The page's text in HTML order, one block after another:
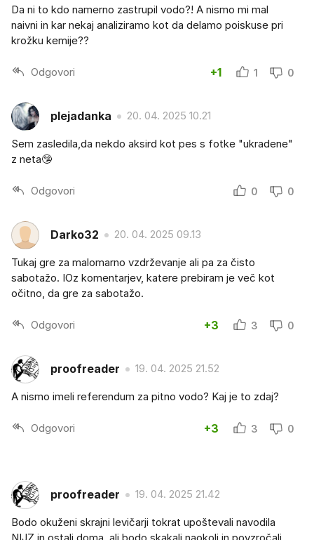
Da ni to kdo namerno zastrupil vodo?! A nismo mi mal
naivni in kar nekaj analiziramo kot da delamo poiskuse pri
krožku kemije??
Odgovori +1 1 0
plejadanka 20. 04. 2025 10.21
Sem zasledila,da nekdo aksird kot pes s fotke "ukradene"
z neta🤥
Odgovori 0 0
Darko32 20. 04. 2025 09.13
Tukaj gre za malomarno vzdrževanje ali pa za čisto
sabotažo. IOz komentarjev, katere prebiram je več kot
očitno, da gre za sabotažo.
Odgovori +3 3 0
proofreader 19. 04. 2025 21.52
A nismo imeli referendum za pitno vodo? Kaj je to zdaj?
Odgovori +3 3 0
proofreader 19. 04. 2025 21.42
Bodo okuženi skrajni levičarji tokrat upoštevali navodila